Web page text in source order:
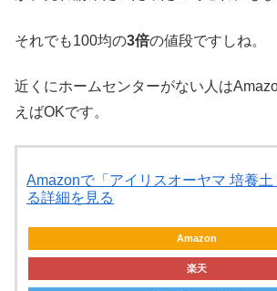
それでも100均の3倍の値段ですしね。
近くにホームセンターがない人は
えばOKです。
Amazonで「アイリスオーヤマ 培養土
る詳細を見る
Amazon
楽天